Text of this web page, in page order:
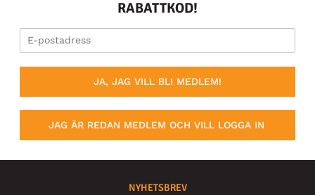
RABATTKOD!
JA, JAG VILL BLI MEDLEM!
JAG ÄR REDAN MEDLEM OCH VILL LOGGA IN
NYHETSBREV